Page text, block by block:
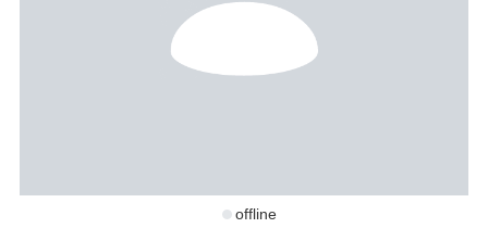
offline